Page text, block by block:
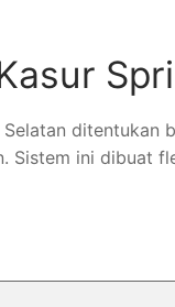
ditentukan
ini dibuat